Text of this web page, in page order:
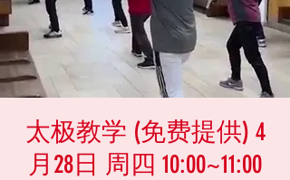
太极教学 (免费提供) 4
月28日 周四 10:00~11:00